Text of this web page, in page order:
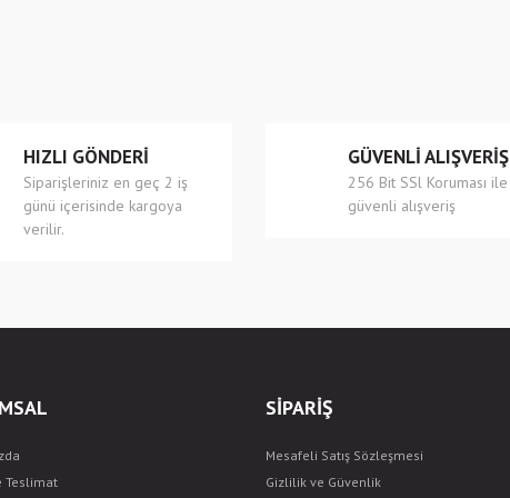
HIZLI GÖNDERİ
Siparişleriniz en geç 2 iş
günü içerisinde kargoya
verilir.
GÜVENLİ ALIŞVERİŞ
256 Bit SSl Koruması ile
güvenli alışveriş
Teslimat
SİPARİŞ
Mesafeli Satış Sözleşmesi
Gizlilik ve Güvenlik